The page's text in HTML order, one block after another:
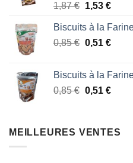
1,87 €.1,53
1,87€ Le
initial
était :
1,53 €Le
est :
Biscuits à la
0,85€ Le
était :
0,85 €.
0,51 €Le
est :
0,51
Biscuits à la
0,85€ Le
était :
0,51 €Le
est :
MEILLEURES VENTES